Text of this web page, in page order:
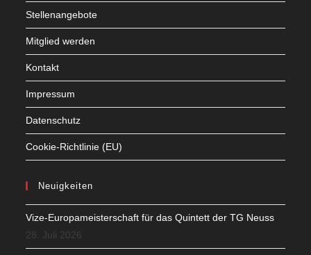
Stellenangebote
Mitglied werden
Kontakt
Impressum
Datenschutz
Cookie-Richtlinie (EU)
Neuigkeiten
Vize-Europameisterschaft für das Quintett der TG Neuss
28. Juli 2026